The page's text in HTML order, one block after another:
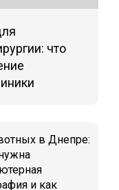
что
в Днепре:
и как